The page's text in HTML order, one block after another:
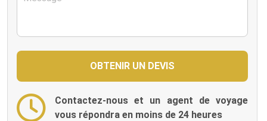
Contactez-nous et un agent de voyage
vous répondra en moins de 24 heures